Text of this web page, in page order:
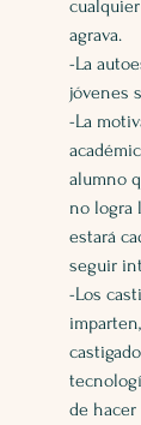
agrava.
-La
jóvenes
-La
alumno
no logra
estará
seguir
-Los
de hacer